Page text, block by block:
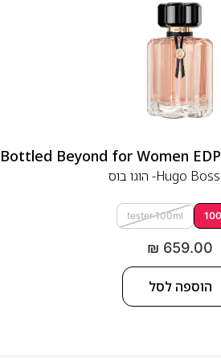
Hugo Boss- הוגו בוס
tester 100ml
₪ 659.00
הוספה לסל